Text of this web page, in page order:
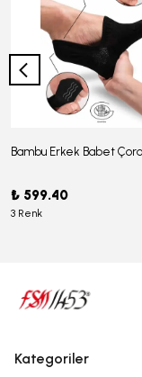
₺ 599.40
3 Renk
Kategoriler